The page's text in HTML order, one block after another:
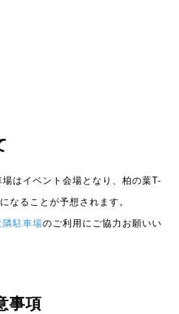
はイベント会場となり、柏の葉T-
なることが予想されます。
隣駐車場のご利用にご協力お願いい
事項